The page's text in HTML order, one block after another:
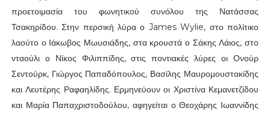
προετοιμασία του φωνητικού συνόλου της Νατάσσας
Τσακηρίδου. Στην περσική λύρα ο James Wylie, στο πολίτικο
λαούτο ο Ιάκωβος Μωυσιάδης, στα κρουστά ο Σάκης Λάιος, στο
νταούλι ο Νίκος Φιλιππίδης, στις ποντιακές λύρες οι Ονούρ
Σεντούρκ, Γιώργος Παπαδόπουλος, Βασίλης Μαυρομουστακίδης
και Λευτέρης Ραφαηλίδης. Ερμηνεύουν οι Χριστίνα Κεμανετζίδου
και Μαρία Παπαχριστοδούλου, αφηγείται ο Θεοχάρης Ιωαννίδης